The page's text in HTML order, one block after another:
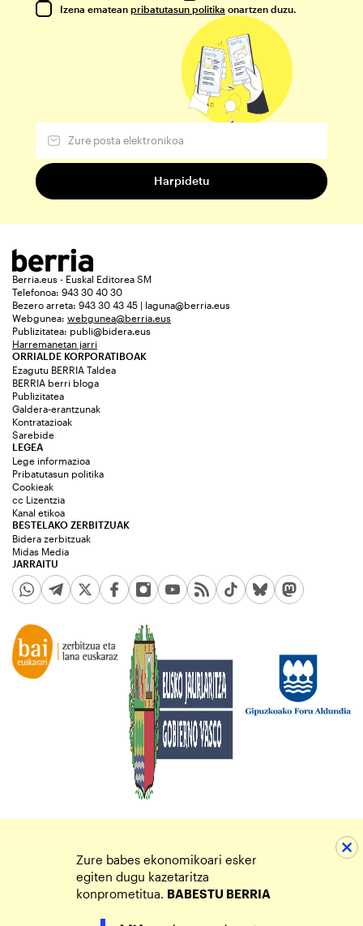
Izena ematean pribatutasun politika onartzen duzu.
Berria.eus - Euskal Editorea SM
Telefonoa: 943 30 40 30
Bezero arreta: 943 30 43 45 | laguna@berria.eus
Webgunea: webgunea@berria.eus
Publizitatea: publi@bidera.eus
Harremanetan jarri
ORRIALDE KORPORATIBOAK
Ezagutu BERRIA Taldea
BERRIA berri bloga
Publizitatea
Galdera-erantzunak
Kontratazioak
Sarebide
JARRAITU
LEGEA
Lege informazioa
Pribatutasun politika
Cookieak
cc Lizentzia
Kanal etikoa
BESTELAKO ZERBITZUAK
Bidera zerbitzuak
Midas Media
Zure babes ekonomikoari esker
egiten dugu kazetaritza
konprometitua. BABESTU BERRIA